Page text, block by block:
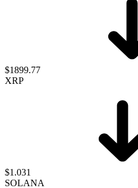
$1899.77
XRP
$1.031
SOLANA